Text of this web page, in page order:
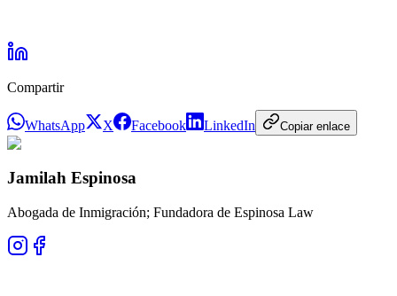
Compartir
WhatsApp X Facebook LinkedIn Copiar enlace
Jamilah Espinosa
Abogada de Inmigración; Fundadora de Espinosa Law